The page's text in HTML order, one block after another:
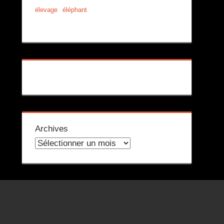
élevage éléphant
Archives